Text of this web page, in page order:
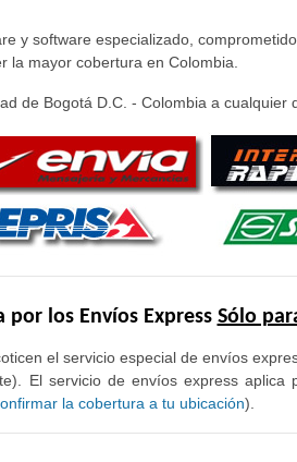
y software especializado,
la mayor cobertura en Colombia.
de Bogotá D.C. - Colombia a
por los Envíos Express Sólo
el servicio especial de envíos
El servicio de envíos express
la cobertura a tu ubicación).